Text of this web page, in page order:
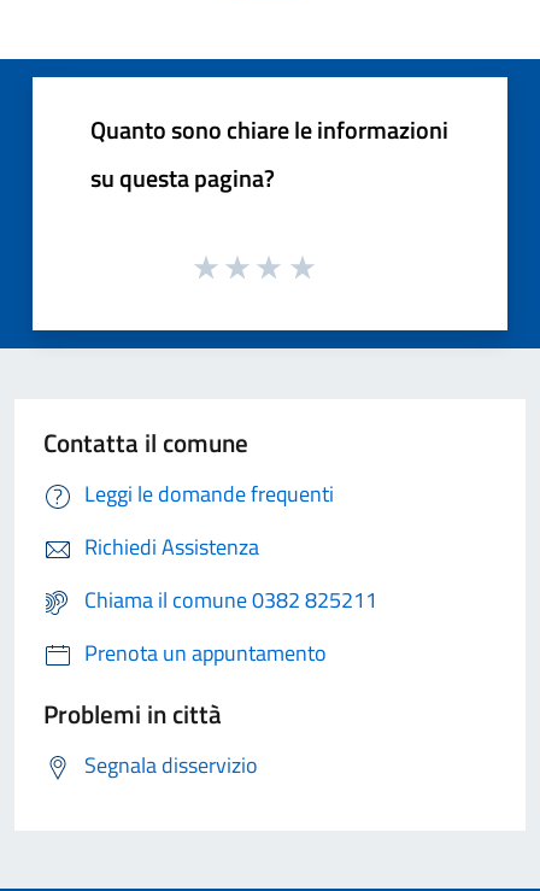
Quanto sono chiare le informazioni
su questa pagina?
Contatta il comune
Leggi le domande frequenti
Richiedi Assistenza
Chiama il comune 0382 825211
Prenota un appuntamento
Problemi in città
Segnala disservizio